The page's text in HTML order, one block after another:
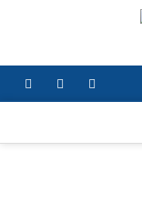
facebooktwitterinstagram